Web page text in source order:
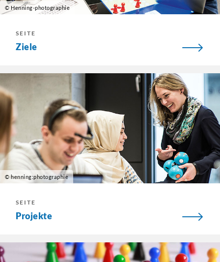
© Henning-photographie
SEITE
Ziele
© henning:photographie
SEITE
Projekte